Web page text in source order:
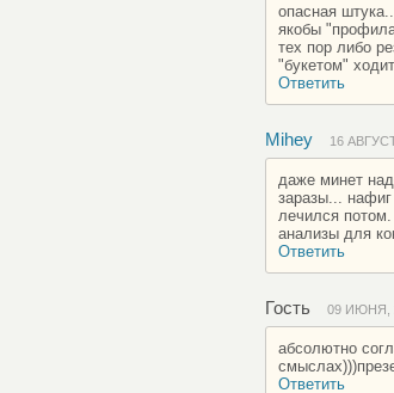
опасная
якобы
тех пор либо
"букетом"
Ответить
Mihey 16
даже минет
заразы...
лечился
анализы для
Ответить
Гость 09 ИЮНЯ,
абсолютно
Ответить